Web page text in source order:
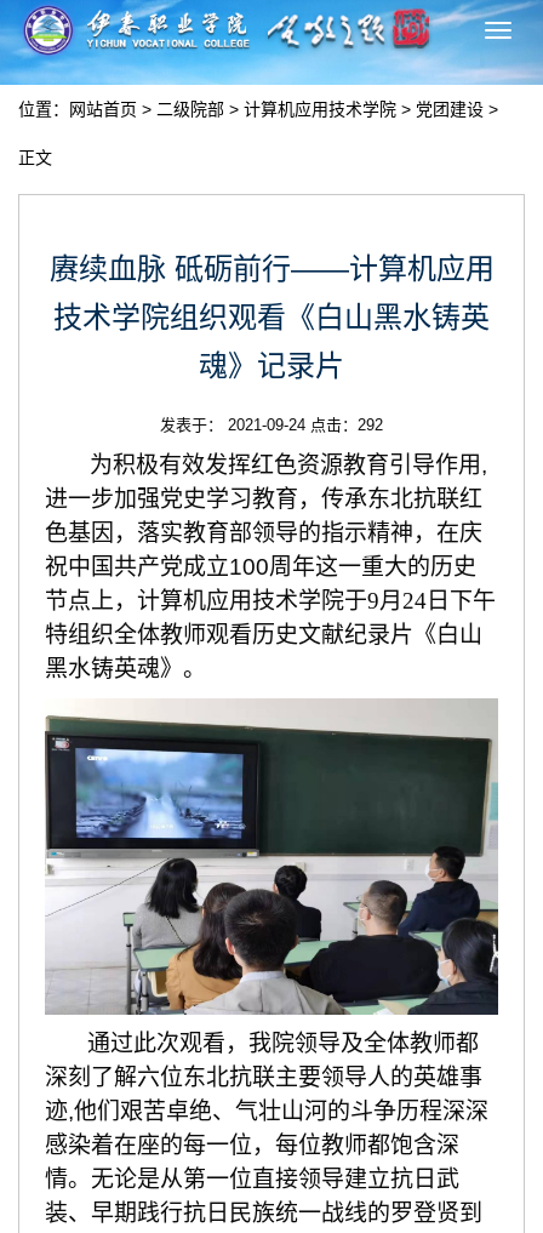
切
换
导
位置： 网站首页 > 二级院部 > 计算机应用技术学院 > 党团建设 >
正文
赓续血脉 砥砺前行——计算机应用
技术学院组织观看《白山黑水铸英
魂》记录片
发表于： 2021-09-24 点击： 292
为积极有效发挥红色资源教育引导作用,
进一步加强党史学习教育，传承东北抗联红
色基因，落实教育部领导的指示精神，在庆
祝中国共产党成立100周年这一重大的历史
节点上，计算机应用技术学院于9月24日下午
特组织全体教师观看历史文献纪录片《白山
黑水铸英魂》。
通过此次观看，我院领导及全体教师都
深刻 了解六位东北抗联主要领导人的英雄事
迹,他们艰苦卓绝、气壮山河的斗争历程深深
感染着在座的每一位，每位教师都饱含深
情。无论是从第一位直接领导建立抗日武
装、早期践行抗日民族统一战线的罗登贤到